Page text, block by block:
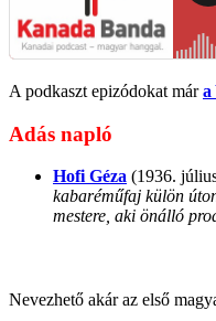
A podkaszt epizódokat mára
Adás napló
Hofi Géza (1936.
kabaréműfaj külön
mestere, aki önálló
Nevezhető akár az első